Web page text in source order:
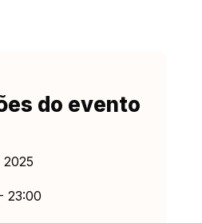
do evento
23:00